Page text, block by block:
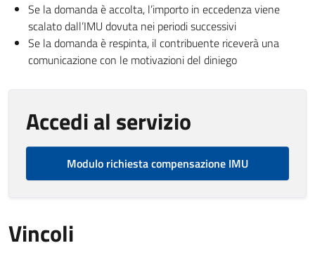
Se la domanda è accolta, l’importo in eccedenza viene
scalato dall’IMU dovuta nei periodi successivi
Se la domanda è respinta, il contribuente riceverà una
comunicazione con le motivazioni del diniego
Accedi al servizio
Modulo richiesta compensazione IMU
Vincoli